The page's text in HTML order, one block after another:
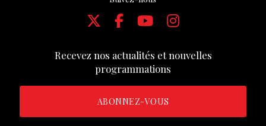
Recevez nos actualités et nouvelles
programmations
ABONNEZ-VOUS